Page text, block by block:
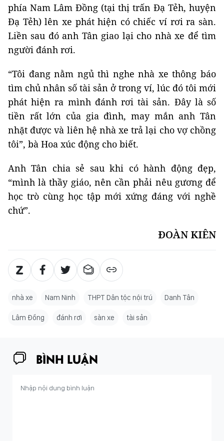
phía Nam Lâm Đồng (tại thị trấn Đạ Tẻh, huyện
Đạ Tẻh) lên xe phát hiện có chiếc ví rơi ra sàn.
Liền sau đó anh Tân giao lại cho nhà xe để tìm
người đánh rơi.
“Tôi đang nằm ngủ thì nghe nhà xe thông báo
tìm chủ nhân số tài sản ở trong ví, lúc đó tôi mới
phát hiện ra mình đánh rơi tài sản. Đây là số
tiền rất lớn của gia đình, may mắn anh Tân
nhặt được và liên hệ nhà xe trả lại cho vợ chồng
tôi”, bà Hoa xúc động cho biết.
Anh Tân chia sẻ sau khi có hành động đẹp,
“mình là thầy giáo, nên cần phải nêu gương để
học trò cùng học tập mới xứng đáng với nghề
chứ”.
ĐOÀN KIÊN
nhà xe Nam Ninh THPT Dân tộc nội trú Danh Tân
Lâm Đồng đánh rơi sàn xe tài sản
BÌNH LUẬN